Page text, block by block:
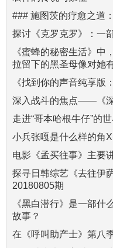
### 施图茨的疗愈之道
探讨《克罗克罗》：一
《蜜蜂的秘密生活》中
拉留下的黑圣母像对她
《找到你的声音纯享版
深入战斗的焦点——《
走进“哥本哈根牛仔”的
小兵张嘎是什么样的角X
电影《孟买往事》主要
探寻日韩综艺《去往伊
20180805期
《黑白潜行》是一部什
故事？
在《呼叫助产士》第八